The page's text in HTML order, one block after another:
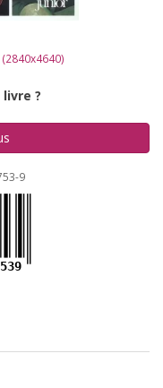
(2840x4640)
?
9